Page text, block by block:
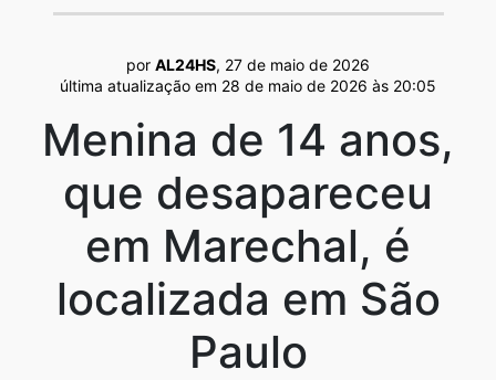
por AL24HS, 27 de maio de 2026
última atualização em 28 de maio de 2026 às 20:05
Menina de 14 anos,
que desapareceu
em Marechal, é
localizada em São
Paulo